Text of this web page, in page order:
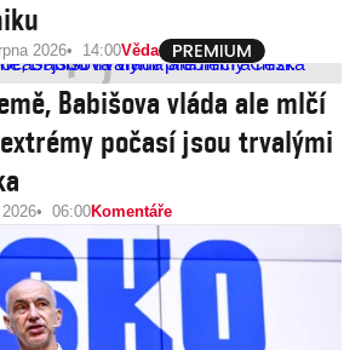
2026 14:00Věda
Babišova vláda ale mlčí
počasí jsou trvalými
06:00Komentáře